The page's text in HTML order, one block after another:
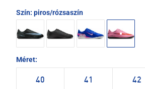
Szín: piros/rózsaszín
Méret:
40 41 42